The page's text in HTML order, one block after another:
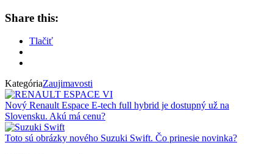
Share this:
Tlačiť
KategóriaZaujimavosti
Nový Renault Espace E-tech full hybrid je dostupný už na
Slovensku. Akú má cenu?
Toto sú obrázky nového Suzuki Swift. Čo prinesie novinka?